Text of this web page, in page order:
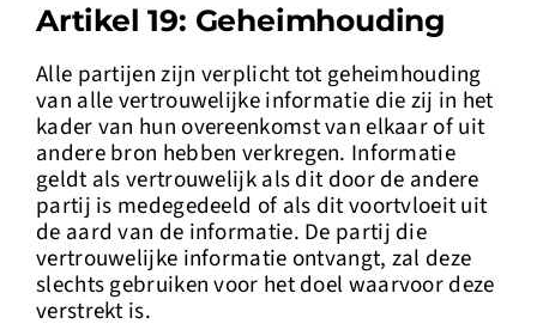
Artikel 19: Geheimhouding
Alle partijen zijn verplicht tot geheimhouding
van alle vertrouwelijke informatie die zij in het
kader van hun overeenkomst van elkaar of uit
andere bron hebben verkregen. Informatie
geldt als vertrouwelijk als dit door de andere
partij is medegedeeld of als dit voortvloeit uit
de aard van de informatie. De partij die
vertrouwelijke informatie ontvangt, zal deze
slechts gebruiken voor het doel waarvoor deze
verstrekt is.